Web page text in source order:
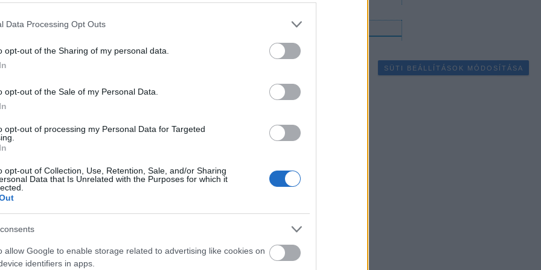
Data Processing Opt Outs
opt-out of the Sharing of my personal data.
opt-out of the Sale of my Personal Data.
opt-out of processing my Personal Data for Targeted
opt-out of Collection, Use, Retention, Sale, and/or Sharing
Data that Is Unrelated with the Purposes for which it
allow Google to enable storage related to advertising like cookies on
identifiers in apps.
kiderült, hogy jövőre velük leszünk ott. De azóta se jött
értékesítés kezdete előtt lesz élő a lista.
kb képet kaphatunk, hogy mire lehet számítani.
:/
nagyon jók!
í prímet :-)
SÜTI BEÁLLÍTÁSOK MÓDOSÍTÁSA